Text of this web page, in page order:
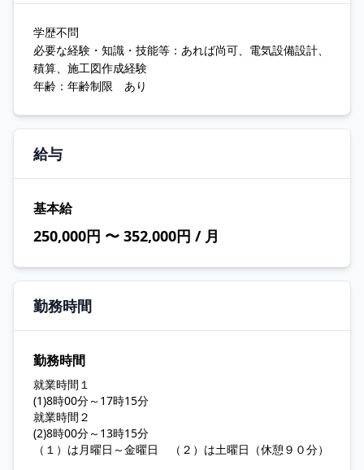
学歴不問
必要な経験・知識・技能等：あれば尚可、電気設備設計、
積算、施工図作成経験
年齢：年齢制限 あり
給与
基本給
250,000円 〜 352,000円 / 月
勤務時間
勤務時間
就業時間１
(1)8時00分～17時15分
就業時間２
(2)8時00分～13時15分
（１）は月曜日～金曜日 （２）は土曜日（休憩９０分）